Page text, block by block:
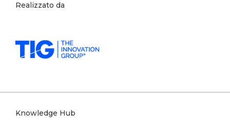
Realizzato da
Knowledge Hub